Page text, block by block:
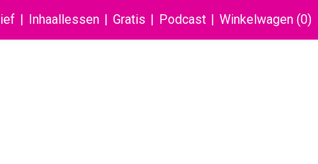
Inhaallessen Gratis Podcast Winkelwagen (0)